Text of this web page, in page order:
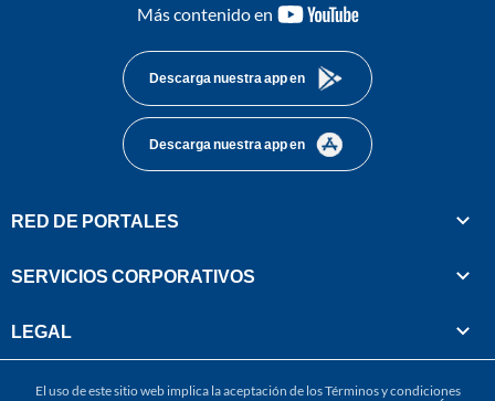
Más contenido en
youtube-
Descarga nuestra app en
Descarga nuestra app en
RED DE PORTALES
SERVICIOS CORPORATIVOS
LEGAL
El uso de este sitio web implica la aceptación de losTérminos y condiciones